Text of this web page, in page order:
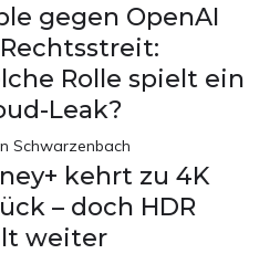
gegen OpenAI
Rolle spielt ein
Leak?
Schwarzenbach
kehrt zu 4K
– doch HDR
weiter